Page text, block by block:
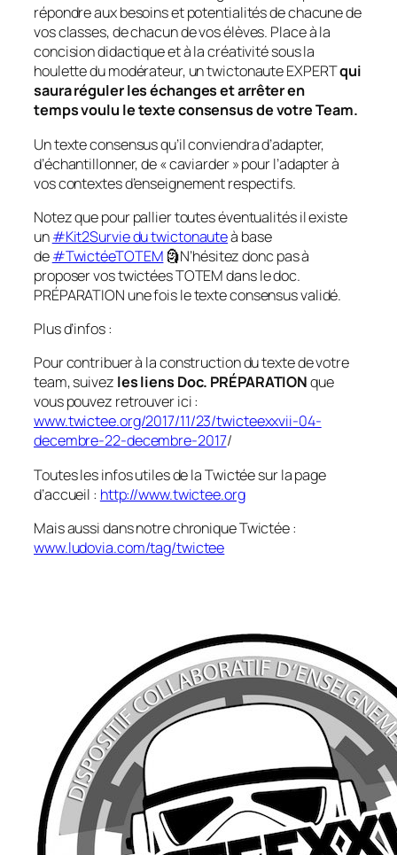
répondre aux besoins et potentialités de chacune de
vos classes, de chacun de vos élèves. Place à la
concision didactique et à la créativité sous la
houlette du modérateur, un twictonaute EXPERTqui
saura réguler les échanges et arrêter en
temps voulu le texte consensus de votre Team.
Un texte consensus qu’il conviendra d’adapter,
d’échantillonner, de « caviarder » pour l’adapter à
vos contextes d’enseignement respectifs.
Notez que pour pallier toutes éventualités il existe
un#Kit2Survie du twictonauteà base
de#TwictéeTOTEM 🗿N’hésitez donc pas à
proposer vos twictées TOTEM dans le doc.
PRÉPARATION une fois le texte consensus validé.
Plus d’infos :
Pour contribuer à la construction du texte de votre
team, suivez les liens Doc. PRÉPARATIONque
vous pouvez retrouver ici :
www.twictee.org/2017/11/23/twicteexxvii-04-
decembre-22-decembre-2017/
Toutes les infos utiles de la Twictée sur la page
d’accueil : http://www.twictee.org
Mais aussi dans notre chronique Twictée :
www.ludovia.com/tag/twictee